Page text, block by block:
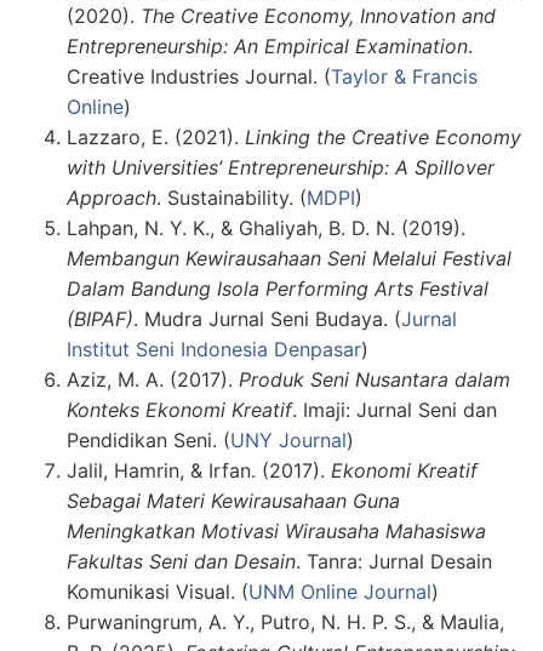
(2020). The Creative Economy, Innovation and
Entrepreneurship: An Empirical Examination.
Creative Industries Journal. (Taylor & Francis
Online)
Lazzaro, E. (2021). Linking the Creative Economy
with Universities’ Entrepreneurship: A Spillover
Approach. Sustainability. (MDPI)
Lahpan, N. Y. K., & Ghaliyah, B. D. N. (2019).
Membangun Kewirausahaan Seni Melalui Festival
Dalam Bandung Isola Performing Arts Festival
(BIPAF). Mudra Jurnal Seni Budaya. (Jurnal
Institut Seni Indonesia Denpasar)
Aziz, M. A. (2017). Produk Seni Nusantara dalam
Konteks Ekonomi Kreatif. Imaji: Jurnal Seni dan
Pendidikan Seni. (UNY Journal)
Jalil, Hamrin, & Irfan. (2017). Ekonomi Kreatif
Sebagai Materi Kewirausahaan Guna
Meningkatkan Motivasi Wirausaha Mahasiswa
Fakultas Seni dan Desain. Tanra: Jurnal Desain
Komunikasi Visual. (UNM Online Journal)
Purwaningrum, A. Y., Putro, N. H. P. S., & Maulia,